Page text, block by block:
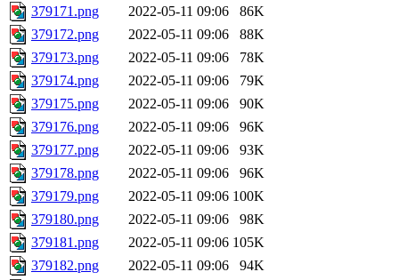
379171.png
2022-05-11 09:06
86K
379172.png
2022-05-11 09:06
88K
379173.png
2022-05-11 09:06
78K
379174.png
2022-05-11 09:06
79K
379175.png
2022-05-11 09:06
90K
379176.png
2022-05-11 09:06
96K
379177.png
2022-05-11 09:06
93K
379178.png
2022-05-11 09:06
96K
379179.png
2022-05-11 09:06 100K
379180.png
2022-05-11 09:06
98K
379181.png
2022-05-11 09:06 105K
379182.png
2022-05-11 09:06
94K